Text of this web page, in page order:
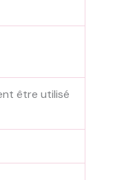
être utilisé